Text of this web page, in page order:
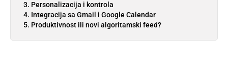
Personalizacija i kontrola
Integracija sa Gmail i Google Calendar
Produktivnost ili novi algoritamski feed?